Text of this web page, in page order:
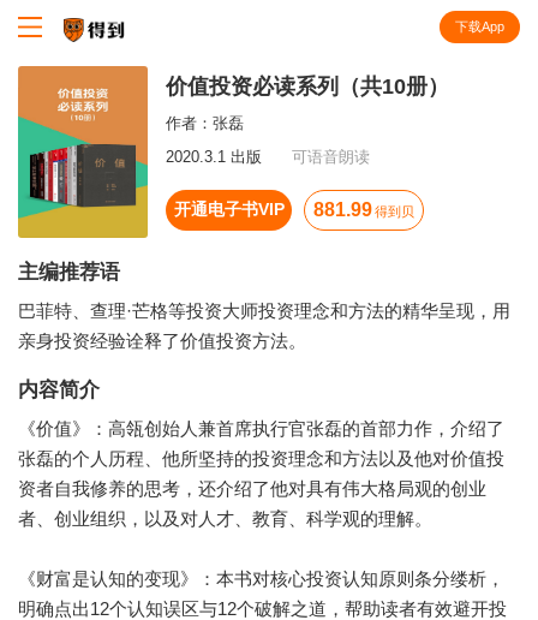
下载App
价值投资必读系列（共10册）
作者： 张磊
2020.3.1 出版
可语音朗读
开通电子书VIP 881.99 得到贝
主编推荐语
巴菲特、查理·芒格等投资大师投资理念和方法的精华呈现，用
亲身投资经验诠释了价值投资方法。
内容简介
《价值》：高瓴创始人兼首席执行官张磊的首部力作，介绍了
张磊的个人历程、他所坚持的投资理念和方法以及他对价值投
资者自我修养的思考，还介绍了他对具有伟大格局观的创业
者、创业组织，以及对人才、教育、科学观的理解。
《财富是认知的变现》：本书对核心投资认知原则条分缕析，
明确点出12个认知误区与12个破解之道，帮助读者有效避开投